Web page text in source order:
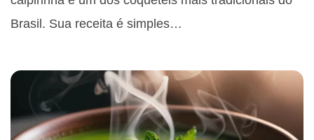
Brasil. Sua receita é simples…